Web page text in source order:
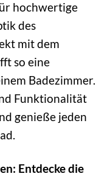
hochwertige
des
mit dem
so eine
Badezimmer.
Funktionalität
genieße jeden
Entdecke die